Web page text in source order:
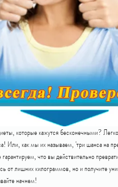
которые кажутся бесконечными?
Или, как мы их называем, 'три шанса на
что вы действительно
от лишних килограммов, но и получите
начнем!